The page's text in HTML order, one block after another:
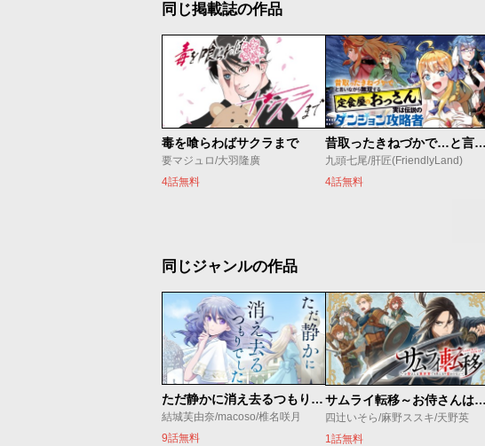
同じ掲載誌の作品
毒を喰らわばサクラまで
要マジュロ/大羽隆廣
4話無料
昔取ったきねづかで…と言いながら無双する定食屋のおっさん、実は伝説のダンジョン攻略者
九頭七尾/肝匠(FriendlyLand)
4話無料
同じジャンルの作品
ただ静かに消え去るつもりでした
結城芙由奈/macoso/椎名咲月
9話無料
サムライ転移～お侍さんは異世界でもあんまり変わらない～
四辻いそら/麻野ススキ/天野英
1話無料